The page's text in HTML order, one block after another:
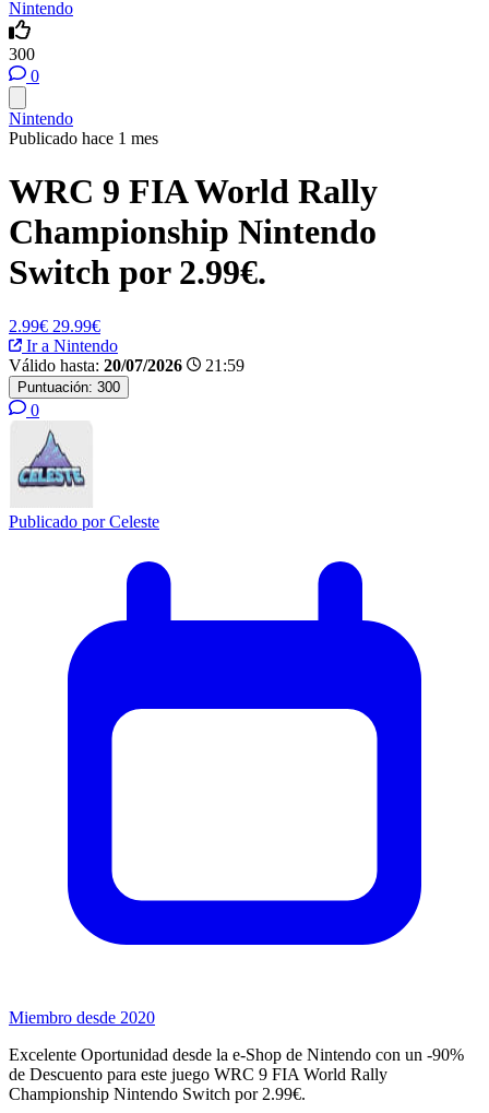
Nintendo
300
0
Nintendo
Publicado hace 1 mes
WRC 9 FIA World Rally
Championship Nintendo
Switch por 2.99€.
2.99€ 29.99€
Ir a Nintendo
Válido hasta: 20/07/2026 21:59
Puntuación: 300
0
Publicado porCeleste
Miembro desde 2020
Excelente Oportunidad desde la e-Shop de Nintendo con un -90%
de Descuento para este juego WRC 9 FIA World Rally
Championship Nintendo Switch por 2.99€.